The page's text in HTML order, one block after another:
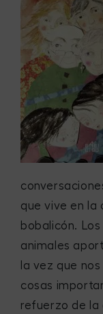
que vive en la
bobalicón.
animales
la vez que
cosas
refuerzo de la